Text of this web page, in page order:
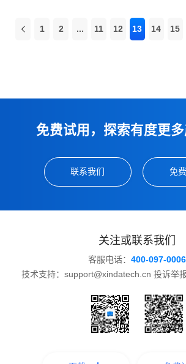
1 2 ... 11 12 13 14 15
免费试用，探索有度更
联系我们 免
关注或联系我们
客服电话： 400-097-0006
技术支持：support@xindatech.cn 投诉举